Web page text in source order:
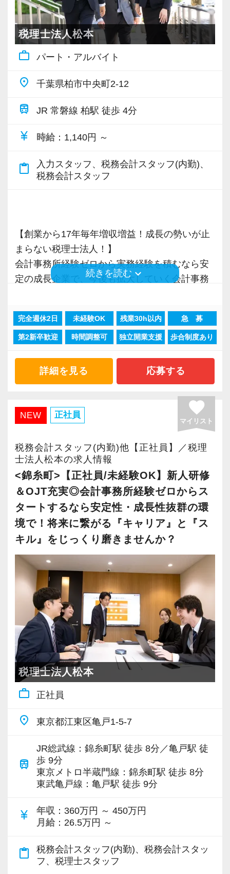
く資本政策立案マニュアル』などの著書があ
り、この分野では第一人者です。
スタートアップ企業の支援は、非常に夢のある
仕事です！
が数年後には大きく成⻑していて、ともに創り
上げていく実感があり、大きなやりがいを感じ
今後は、資金調達のご提案や評価業務まででき
この仕事をするには、知識があるのは大前提と
して、経営者の方と思いを同じくして、寄り添
思います。
☆ぜひ事務所の雰囲気を御覧ください！☆
当も充実。
税務能力検定等の資格検定に合格するともらえ
る「合格手当」など、当社ならではの制度を設
けているので、ぜひ活用してください。
詳しくはこちら（リンク先：https://www.tokyo-
consulting.com/recruit/environment/benefits）
【成長のための5つのこだわりを大事にしていま
仕事をする上では5つのこだわり「クイックレス
配り」を掲げ、一人ひとりが実行しています。
【求職者へのメッセージ】
パソコンが苦手でない方なら、どなたでも楽し
く取り組んでいただける仕事です。
だけると思います。
社内イベントも多く、アットホームな雰囲気の
明るく周りへの気遣いができる方、お待ちして
います！
未経験からスタートしているスタッフも多いで
す。
お互いを支え合いながら成長してきているた
め、スタッフ同士の団結力は強く、誰かに何か
っています。
OJTや研修など一人ひとりの実力に合わせた指
せっかく持っている能力も、継続した努力がな
実直に自己を高めていこうとすることができる
方からの応募をお待ちしています！
私達は「税務のプロフェッショナルとしてお客
様に寄り添う」ことが一つの使命です。
お客様から「こうしたい」という理想をいただ
きく力を発揮できる存在でありたいと考えてい
ます。ご紹介案件が7割を超えているのも、そう
いった私たちの姿勢がお客様から評価されてい
るからだと自負しています。
今後もお客様に満足していただけるようにスキ
ルの向上を目指し、税務のプロとして高い信頼
を獲得していきます。
お客様から信頼され、心の通ったサービスを提
供する真の「税務プロフェッショナル」として
の道を私たちと一緒に歩んでみませんか？
【目指すは“大家族のような会社”明るく楽しく一
緒に働ける方を求めています】
「こんな明るい事務所ははじめて」と言われる
ほど、仲が良くて明るいのが当社の特徴です。
りがいを持てることとステップアップできるこ
とを第一に考えています。
将来会計事務所で活躍したい熱い想いのある
方、お待ちしています！
【実務型研修・教育制度充実！学生の間に、こ
れからの会計業界で生き残るために必要な専門
性を磨けます】
会計業界はいずれコンピューターやAIに取って
変わられる職業と言われています。
その中で生き残るためにできることはコンピュ
ーション力を磨くこと。
当社では、全員がお客様のことを一番に考え、
最新の税務・会計サービスを提供しています。
現時点で深い知識や経験をお持ちでなくても安
心してください！
会計の知識を得られるようフォロー体制はバッ
チリです。
強い税理士法人です】
創業以来17年連続増収増益、顧問先数2500以
上、全国6拠点で安定的に成長中です。
お客様に事務所までご来社いただく来所型サー
います。
専門Webサイトを10サイト以上運営しており、
新規顧問契約のお客様が毎年400件以上増加！
で、税務調査にも精通しています。
そのため、全拠点でスタッフの増員に力を入れ
ており、さらなるサービス品質の向上を目指し
ています。
に対して認証される「社労士診断認証制度」を
取得しました。
「職場環境改善宣言企業」と「経営労務診断実
施企業」の認定を受け、今後も社員が働きやす
い環境づくりを積極的に推進していきます。
長く安心して働ける環境を用意してお待ちして
おりますので、当社で将来の不安なく働いてみ
ませんか？
【渋谷の事務所はこんなオフィスです】
2021年6月にオープンしたオフィス。
新宿オフィスの精鋭スタッフが立ち上げメンバ
ーとして運営をスタートしました。
都心部ということもあり、IT系など最先端の技
術を取り扱うお客様が多いのが特徴です。
ることから資格取得に励むスタッフが多く活躍
しています。
若いメンバーが多く明るい雰囲気で、全員がや
る気に満ちあふれています。
自主性がある方には活躍できる舞台はいくらで
もご用意するので、この業界で何か成し遂げた
い目標がある方は、ぜひ当社の門を叩いてくだ
さい！
【ご紹介が多い安定企業でお客様から一番に信
私達は「税務のプロフェッショナルとしてお客
様に寄り添う」ことが一つの使命です。
お客様から「こうしたい」という理想をいただ
いたら、それを一緒になって実現するために大
きく力を発揮できる存在でありたいと考えてい
いった私たちの姿勢がお客様から評価されてい
るからだと自負しています。
税理士法人松本
work_outline パート・アルバイト
place 千葉県柏市中央町2-12
train JR 常磐線 柏駅 徒歩 4分
currency_yen 時給 ：1,140円 ～
content_paste
入力スタッフ、税務会計スタッフ(内勤)、
税務会計スタッフ
【創業から17年毎年増収増益！成長の勢いが止
まらない税理士法人！】
会計事務所経験ゼロから実務経験を積むなら安
定の成長企業で、今後も拡大していく会計事務
現在当社では「渋谷」「新宿」「錦糸町」
「柏」「横浜」「大阪」の６拠点を展開してい
2021年6月に「渋谷オフィス」を新設し、その
後「新宿オフィス」「大阪オフィス」「錦糸町
さらに2022年12月には「柏オフィス」を開設
し、2025年には大阪オフィスを増床するなど、
事業拡大を続けています。
安定性抜群の環境で自己成長を実現できます。
社員の持つ「やる・やりたい」という気持ちを
大事にしているため、資格を持っていなくて
も、スピーディーなキャリアアップが可能で
す！
充実した実務重視のOJTで、安心して職務経験
と知識をゼロから身に付けられます！
税務・会計の経験と知識を磨きながらステップ
アップを目指しませんか？
【対象業種100種以上！節税・融資・税務調査に
強い税理士法人です】
創業以来17年連続増収増益、顧問先数2500以
上、全国6拠点で安定的に成長中です。
お客様に事務所までご来社いただく来所型サー
います。
専門Webサイトを10サイト以上運営しており、
新規顧問契約のお客様が毎年400件以上増加！
各オフィスに国税OB税理士が在籍しているの
応、給付金のサポート、補助金のサポートなど
お手伝いできる業務は数多く存在しています。
続きを読む keyboard_arrow_down
完全週休2日 未経験OK 残業30h以内 急 募
第2新卒歓迎 時間調整可 独立開業支援 歩合制度あり
詳細を見る 応募する
NEW 正社員 favorite
マイリスト
税務会計スタッフ(内勤)他【正社員】／税理
士法人松本の求人情報
<錦糸町>【正社員/未経験OK】新人研修
＆OJT充実◎会計事務所経験ゼロからス
タートするなら安定性・成長性抜群の環
境で！将来に繋がる『キャリア』と『ス
キル』をじっくり磨きませんか？
税理士法人松本
work_outline 正社員
place 東京都江東区亀戸1-5-7
train
JR総武線：錦糸町駅 徒歩 8分／亀戸駅 徒
歩 9分
東京メトロ半蔵門線：錦糸町駅 徒歩 8分
東武亀戸線：亀戸駅 徒歩 9分
currency_yen 年収 ：360万円 ～ 450万円
月給 ：26.5万円 ～
content_paste
税務会計スタッフ(内勤)、税務会計スタッ
フ、税理士スタッフ